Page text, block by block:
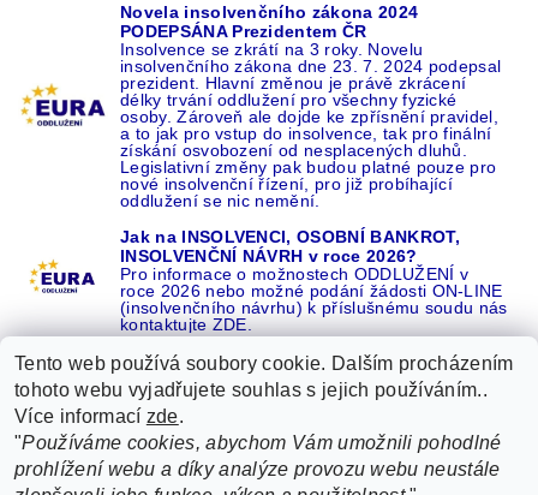
Novela insolvenčního zákona 2024
PODEPSÁNA Prezidentem ČR
Insolvence se zkrátí na 3 roky. Novelu
insolvenčního zákona dne 23. 7. 2024 podepsal
prezident. Hlavní změnou je právě zkrácení
délky trvání oddlužení pro všechny fyzické
osoby. Zároveň ale dojde ke zpřísnění pravidel,
a to jak pro vstup do insolvence, tak pro finální
získání osvobození od nesplacených dluhů.
Legislativní změny pak budou platné pouze pro
nové insolvenční řízení, pro již probíhající
oddlužení se nic nemění.
Jak na INSOLVENCI, OSOBNÍ BANKROT,
INSOLVENČNÍ NÁVRH v roce 2026?
Pro informace o možnostech ODDLUŽENÍ v
roce 2026 nebo možné podání žádosti ON-LINE
(insolvenčního návrhu) k příslušnému soudu nás
kontaktujte ZDE.
Recenze o NÁS na GOOGLE 16 let REFERENCÍ v celé ČR |
Recenze o NÁS na SEZNAMU |
ŽÁDEJTE život BEZ DLUHŮ nebo EXEKUCÍ ZDE
Tento web používá soubory cookie. Dalším procházením
tohoto webu vyjadřujete souhlas s jejich používáním..
Více informací zde.
"Používáme cookies, abychom Vám umožnili pohodlné
prohlížení webu a díky analýze provozu webu neustále